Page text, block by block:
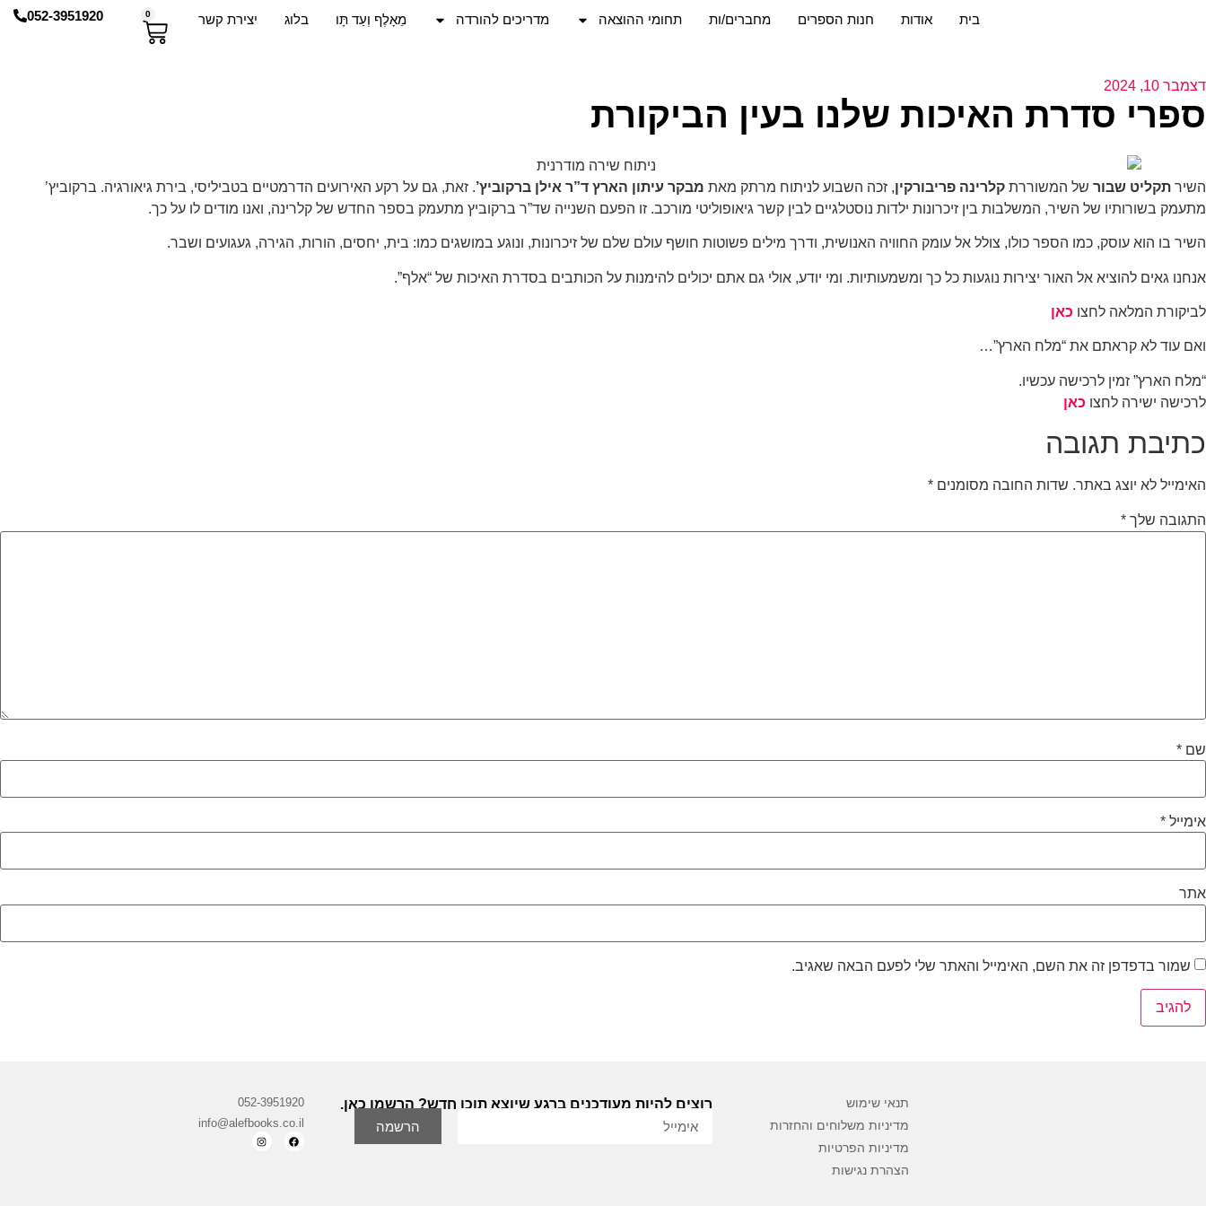
בית אודות חנות הספרים מחברים/ות תחומי ההוצאה מדריכים להורדה מֵאָלֶף וְעַד תָּו בלוג יצירת קשר 0
052-3951920
דצמבר 10, 2024
ספרי סדרת האיכות שלנו בעין הביקורת
השיר תקליט שבור של המשוררת קלרינה פריבורקין, זכה השבוע לניתוח מרתק מאת מבקר עיתון הארץ ד”ר אילן ברקוביץ’. זאת, גם על רקע האירועים הדרמטיים בטביליסי, בירת גיאורגיה. ברקוביץ’
מתעמק בשורותיו של השיר, המשלבות בין זיכרונות ילדות נוסטלגיים לבין קשר גיאופוליטי מורכב. זו הפעם השנייה שד”ר ברקוביץ מתעמק בספר החדש של קלרינה, ואנו מודים לו על כך.
השיר בו הוא עוסק, כמו הספר כולו, צולל אל עומק החוויה האנושית, ודרך מילים פשוטות חושף עולם שלם של זיכרונות, ונוגע במושגים כמו: בית, יחסים, הורות, הגירה, געגועים ושבר.
אנחנו גאים להוציא אל האור יצירות נוגעות כל כך ומשמעותיות. ומי יודע, אולי גם אתם יכולים להימנות על הכותבים בסדרת האיכות של “אלף”.
לביקורת המלאה לחצו כאן
ואם עוד לא קראתם את “מלח הארץ”…
“מלח הארץ” זמין לרכישה עכשיו.
לרכישה ישירה לחצו כאן
כתיבת תגובה
האימייל לא יוצג באתר. שדות החובה מסומנים *
התגובה שלך *
שם *
אימייל *
אתר
שמור בדפדפן זה את השם, האימייל והאתר שלי לפעם הבאה שאגיב.
תנאי שימוש
מדיניות משלוחים והחזרות
מדיניות הפרטיות
הצהרת נגישות
רוצים להיות מעודכנים ברגע שיוצא תוכן חדש? הרשמו כאן.
הרשמה
052-3951920
info@alefbooks.co.il